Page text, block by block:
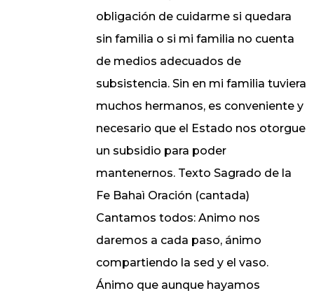
obligación de cuidarme si quedara
sin familia o si mi familia no cuenta
de medios adecuados de
subsistencia. Sin en mi familia tuviera
muchos hermanos, es conveniente y
necesario que el Estado nos otorgue
un subsidio para poder
mantenernos. Texto Sagrado de la
Fe Bahaì Oración (cantada)
Cantamos todos: Animo nos
daremos a cada paso, ánimo
compartiendo la sed y el vaso.
Ánimo que aunque hayamos